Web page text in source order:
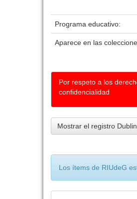
Programa educativo:
Aparece en las
Por respeto a los
confidencialidad
Mostrar el registro
Los ítems de RIUdeG